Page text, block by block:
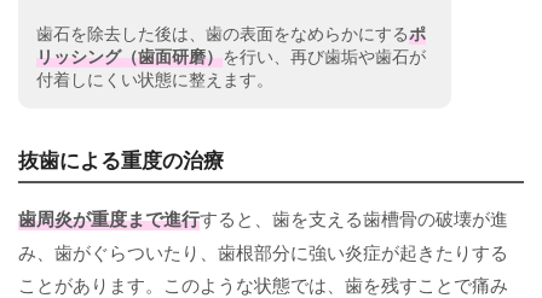
歯石を除去した後は、歯の表面をなめらかにするポ
リッシング（歯面研磨）を行い、再び歯垢や歯石が
付着しにくい状態に整えます。
抜歯による重度の治療
歯周炎が重度まで進行すると、歯を支える歯槽骨の破壊が進
み、歯がぐらついたり、歯根部分に強い炎症が起きたりする
ことがあります。このような状態では、歯を残すことで痛み